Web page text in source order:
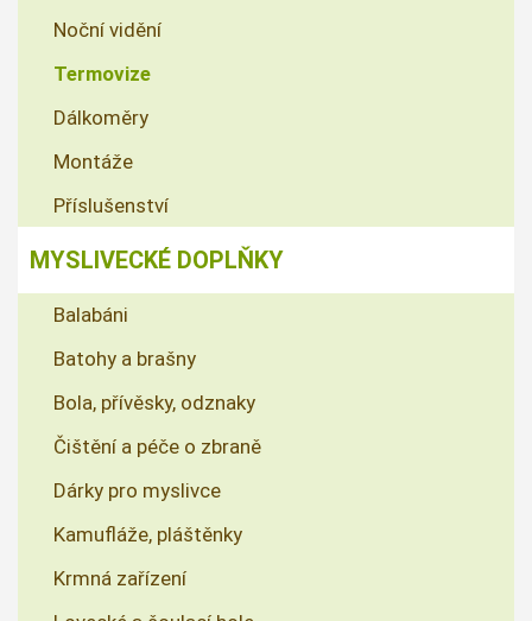
Noční vidění
Termovize
Dálkoměry
Montáže
Příslušenství
MYSLIVECKÉ DOPLŇKY
Balabáni
Batohy a brašny
Bola, přívěsky, odznaky
Čištění a péče o zbraně
Dárky pro myslivce
Kamufláže, pláštěnky
Krmná zařízení